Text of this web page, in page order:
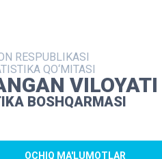
RESPUBLIKASI
QO‘MITASI
VILOYATI
BOSHQARMASI
OCHIQ MA'LUMOTLAR